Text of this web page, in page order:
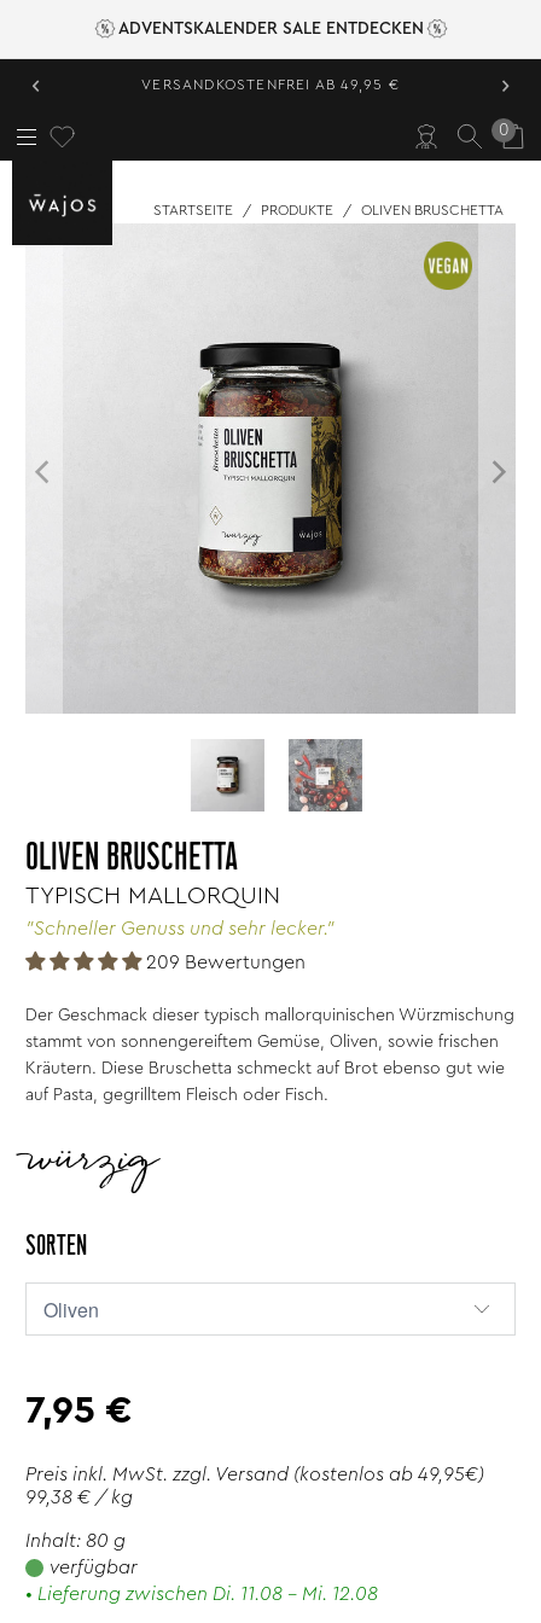
ADVENTSKALENDER SALE ENTDECKEN
‹ VERSANDKOSTENFREI AB 49,95 € ›
0
STARTSEITE / PRODUKTE / OLIVEN BRUSCHETTA
OLIVEN BRUSCHETTA
TYPISCH MALLORQUIN
"Schneller Genuss und sehr lecker."
209 Bewertungen
Der Geschmack dieser typisch mallorquinischen Würzmischung
stammt von sonnengereiftem Gemüse, Oliven, sowie frischen
Kräutern. Diese Bruschetta schmeckt auf Brot ebenso gut wie
auf Pasta, gegrilltem Fleisch oder Fisch.
würzig
SORTEN
7,95 €
Preis inkl. MwSt. zzgl. Versand (kostenlos ab 49,95€)
99,38 € / kg
Inhalt: 80 g
verfügbar
• Lieferung zwischen Di. 11.08 - Mi. 12.08